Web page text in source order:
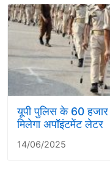
यूपी पुलिस के 60 हजार
मिलेगा अपॉइंटमेंट लेटर
14/06/2025